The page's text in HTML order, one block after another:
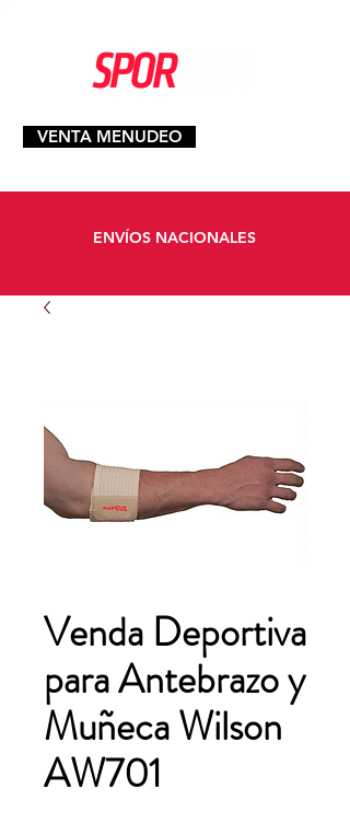
ENVÍOS NACIONALES
VENTA MENUDEO
Venda Deportiva
para Antebrazo y
Muñeca Wilson
AW701